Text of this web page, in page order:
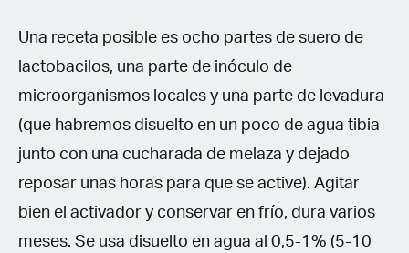
Una receta posible es ocho partes de suero de
lactobacilos, una parte de inóculo de
microorganismos locales y una parte de levadura
(que habremos disuelto en un poco de agua tibia
junto con una cucharada de melaza y dejado
reposar unas horas para que se active). Agitar
bien el activador y conservar en frío, dura varios
meses. Se usa disuelto en agua al 0,5-1% (5-10